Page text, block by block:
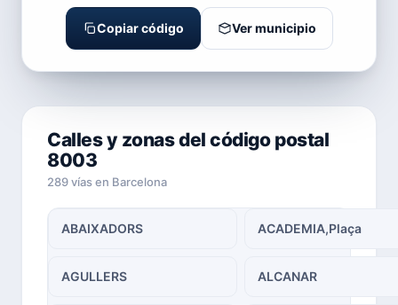
Copiar código Ver municipio
Calles y zonas del código postal
8003
289 vías en Barcelona
ABAIXADORS ACADEMIA,Plaça
AGULLERS ALCANAR